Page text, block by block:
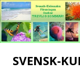
SVENSK-